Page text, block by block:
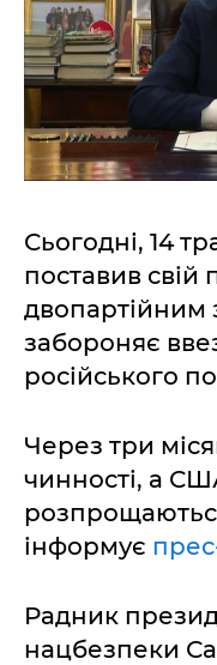
Сьогодні, 14
поставив свій
забороняє
російського
Через три
чинності, а
інформує
Радник
нацбезпеки